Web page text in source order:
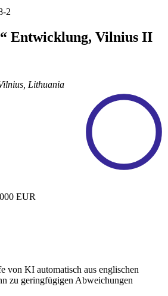
2
Entwicklung, Vilnius II
Lithuania
EUR
von KI automatisch aus englischen
zu geringfügigen Abweichungen